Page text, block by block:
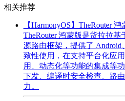
相关推荐
【HarmonyOS】TheRouter
TheRouter 鸿蒙版是货拉拉
源路由框架，提供了 Android
致性使用，在支持平台化应
用、动态化等功能的集成等
下发、编译时安全检查、路
力。